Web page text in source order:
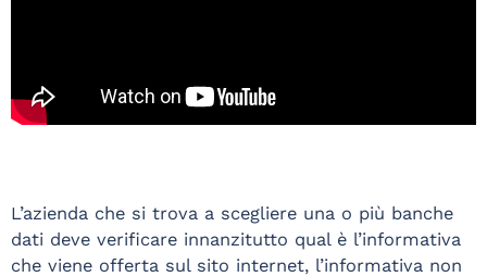
L’azienda che si trova a scegliere una o più banche
dati deve verificare innanzitutto qual è l’informativa
che viene offerta sul sito internet, l’informativa non